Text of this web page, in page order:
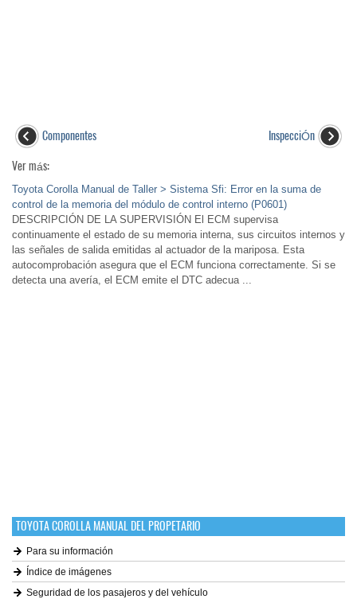
Componentes
InspecciÓn
Ver más:
Toyota Corolla Manual de Taller > Sistema Sfi: Error en la suma de
control de la memoria del módulo de control interno (P0601)
DESCRIPCIÓN DE LA SUPERVISIÓN El ECM supervisa
continuamente el estado de su memoria interna, sus circuitos internos y
las señales de salida emitidas al actuador de la mariposa. Esta
autocomprobación asegura que el ECM funciona correctamente. Si se
detecta una avería, el ECM emite el DTC adecua ...
TOYOTA COROLLA MANUAL DEL PROPETARIO
Para su información
Índice de imágenes
Seguridad de los pasajeros y del vehículo